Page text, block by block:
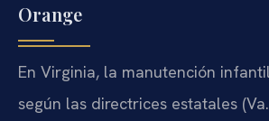
Orange
En Virginia, la manutención
según las directrices estatales